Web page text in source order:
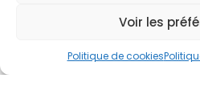
Voir les
Politique de cookies